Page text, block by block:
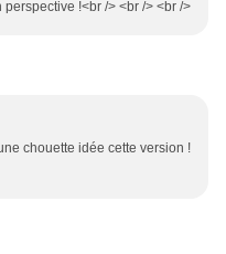
!<br /> <br /> <br />
chouette idée cette version !